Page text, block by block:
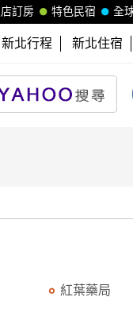
全
特色民宿
訂房
新北行程 新北住宿
紅葉藥局